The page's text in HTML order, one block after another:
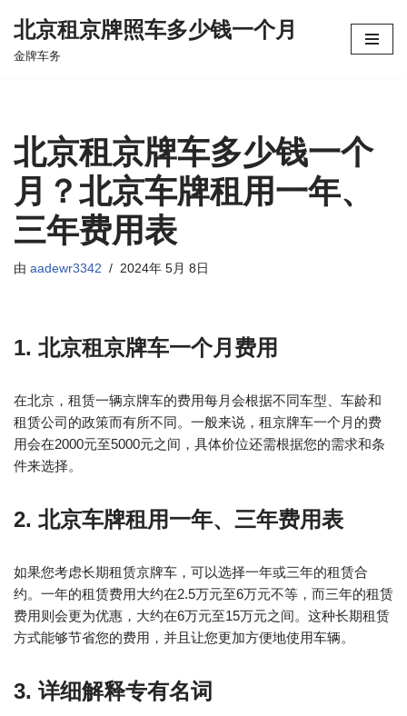
跳
北京租京牌照车多少钱一个月
金牌车务
北京租京牌车多少钱一个
月？北京车牌租用一年、
三年费用表
由 aadewr3342 2024年 5月 8日
1. 北京租京牌车一个月费用
在北京，租赁一辆京牌车的费用每月会根据不同车型、车龄和
租赁公司的政策而有所不同。一般来说，租京牌车一个月的费
用会在2000元至5000元之间，具体价位还需根据您的需求和条
件来选择。
2. 北京车牌租用一年、三年费用表
如果您考虑长期租赁京牌车，可以选择一年或三年的租赁合
约。一年的租赁费用大约在2.5万元至6万元不等，而三年的租赁
费用则会更为优惠，大约在6万元至15万元之间。这种长期租赁
方式能够节省您的费用，并且让您更加方便地使用车辆。
3. 详细解释专有名词